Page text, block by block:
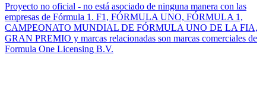
Proyecto no oficial - no está asociado de ninguna manera con las
empresas de Fórmula 1. F1, FÓRMULA UNO, FÓRMULA 1,
CAMPEONATO MUNDIAL DE FÓRMULA UNO DE LA FIA,
GRAN PREMIO y marcas relacionadas son marcas comerciales de
Formula One Licensing B.V.